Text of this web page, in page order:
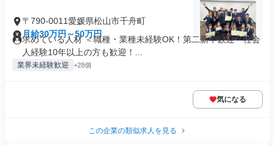
〒790-0011愛媛県松山市千舟町
月給30万円～50万円
求めている人材 ＜職種・業種未経験OK！第二新卒歓迎・社会
人経験10年以上の方も歓迎！...
業界未経験歓迎 +28個
気になる
この企業の類似求人を見る